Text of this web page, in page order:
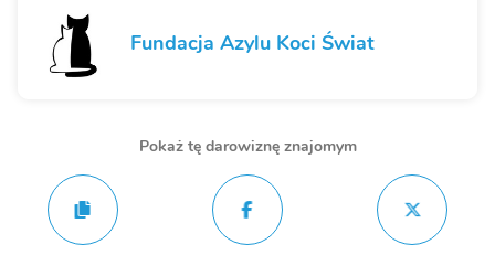
Fundacja Azylu Koci Świat
Pokaż tę darowiznę znajomym